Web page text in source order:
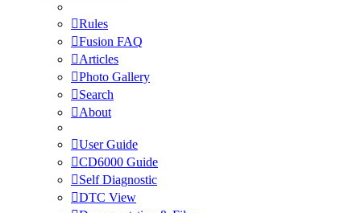
Rules
Fusion FAQ
Articles
Photo Gallery
Search
About
User Guide
CD6000 Guide
Self Diagnostic
DTC View